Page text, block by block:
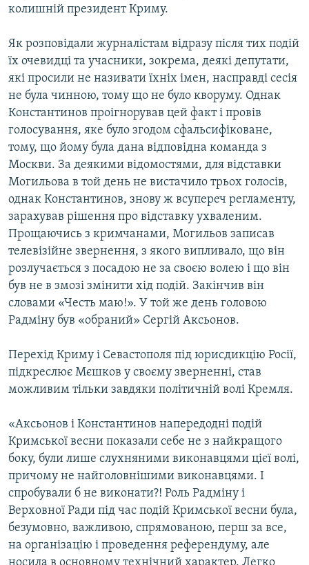
колишній президент Криму.
Як розповідали журналістам відразу після тих подій
їх очевидці та учасники, зокрема, деякі депутати,
які просили не називати їхніх імен, насправді сесія
не була чинною, тому що не було кворуму. Однак
Константинов проігнорував цей факт і провів
голосування, яке було згодом сфальсифіковане,
тому, що йому була дана відповідна команда з
Москви. За деякими відомостями, для відставки
Могильова в той день не вистачило трьох голосів,
однак Константинов, знову ж всупереч регламенту,
зарахував рішення про відставку ухваленим.
Прощаючись з кримчанами, Могильов записав
телевізійне звернення, з якого випливало, що він
розлучається з посадою не за своєю волею і що він
був не в змозі змінити хід подій. Закінчив він
словами «Честь маю!». У той же день головою
Радміну був «обраний» Сергій Аксьонов.
Перехід Криму і Севастополя під юрисдикцію Росії,
підкреслює Мєшков у своєму зверненні, став
можливим тільки завдяки політичній волі Кремля.
«Аксьонов і Константинов напередодні подій
Кримської весни показали себе не з найкращого
боку, були лише слухняними виконавцями цієї волі,
причому не найголовнішими виконавцями. І
спробували б не виконати?! Роль Радміну і
Верховної Ради під час подій Кримської весни була,
безумовно, важливою, спрямованою, перш за все,
на організацію і проведення референдуму, але